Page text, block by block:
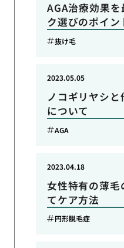
AGA治療効果
ク選びのポイン
抜け毛
ノコギリヤシ
について
2023.05.05
AGA
女性特有の薄毛
てケア方法
2023.04.18
円形脱毛症